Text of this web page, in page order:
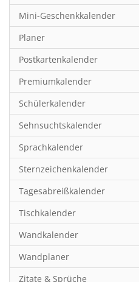
Geschichte
Hobby & Basteln
Humor & Cartoon
Inspiration & Entspannung
Inspiration & Spiritualität
Kinderkalender
Kunst
Länder & Städte
Landschaft & Natur
Lifestyle
Literatur
Manga & Animé
Neutrale Kalender
Mini-Geschenkkalender
Planer
Postkartenkalender
Premiumkalender
Schülerkalender
Sehnsuchtskalender
Sprachkalender
Sternzeichenkalender
Tagesabreißkalender
Tischkalender
Wandkalender
Wandplaner
Zitate & Sprüche